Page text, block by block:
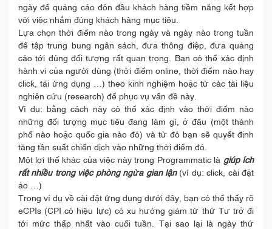
ngày để quảng cáo đón đầu khách hàng tiềm năng kết hợp
với việc nhắm đúng khách hàng mục tiêu.
Lựa chọn thời điểm nào trong ngày và ngày nào trong tuần
để tập trung bung ngân sách, đưa thông điệp, đưa quảng
cáo tới đúng đối tượng rất quan trọng. Bạn có thể xác định
hành vi của người dùng (thời điểm online, thời điểm nào hay
click, tải ứng dụng …) theo kinh nghiệm hoặc từ các tài liệu
nghiên cứu (research) để phục vụ vấn đề này.
Ví dụ: bằng cách này có thể xác định vào thời điểm nào
những đối tượng mục tiêu đang làm gì, ở đâu (một thành
phố nào hoặc quốc gia nào đó) và từ đó bạn sẽ quyết định
tăng tần suất chiến dịch vào những thời điểm đó.
Một lợi thế khác của việc này trong Programmatic là giúp ích
rất nhiều trong việc phòng ngừa gian lận(ví dụ: click, cài đặt
ảo …)
Trong ví dụ về cài đặt ứng dụng dưới đây, bạn có thể thấy rõ
eCPIs (CPI có hiệu lực) có xu hướng giảm từ thứ Tư trở đi
tới mức thấp nhất vào cuối tuần. Tại sao lại là ngày thứ